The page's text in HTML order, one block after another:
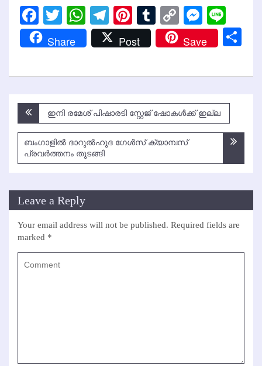
Facebook
TwitterWhatsApp
Telegram
Pinterest
Tumblr
Copy
Link
Share Post Save
Post
navigation
ഇനി രമേശ് പിഷാരടി സ്റ്റേജ് ഷോകള്‍ക്ക് ഇല്ല
ബംഗാളില്‍ ദാറുല്‍ഹുദ ഗേള്‍സ് ക്യാമ്പസ്
പ്രവര്‍ത്തനം തുടങ്ങി
Leave a Reply
Your email address will not be published. Required fields are
marked *